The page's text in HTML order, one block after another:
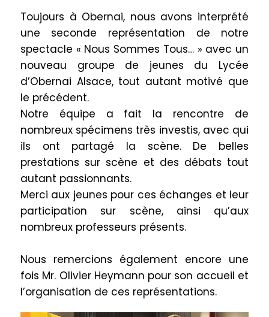
Toujours à Obernai, nous avons interprété
une seconde représentation de notre
spectacle « Nous Sommes Tous… » avec un
nouveau groupe de jeunes du Lycée
d’Obernai Alsace, tout autant motivé que
le précédent.
Notre équipe a fait la rencontre de
nombreux spécimens très investis, avec qui
ils ont partagé la scène. De belles
prestations sur scène et des débats tout
autant passionnants.
Merci aux jeunes pour ces échanges et leur
participation sur scène, ainsi qu’aux
nombreux professeurs présents.
Nous remercions également encore une
fois Mr. Olivier Heymann pour son accueil et
l’organisation de ces représentations.